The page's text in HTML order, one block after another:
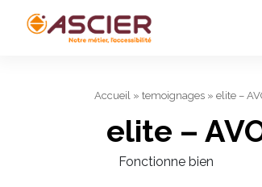
Accueil » temoignages » elite –
elite –
Fonctionne bien